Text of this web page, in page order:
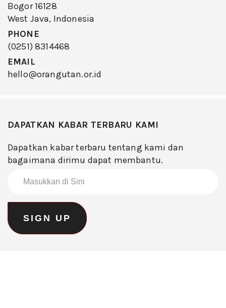
Bogor 16128
West Java, Indonesia
PHONE
(0251) 8314468
EMAIL
hello@orangutan.or.id
DAPATKAN KABAR TERBARU KAMI
Dapatkan kabar terbaru tentang kami dan
bagaimana dirimu dapat membantu.